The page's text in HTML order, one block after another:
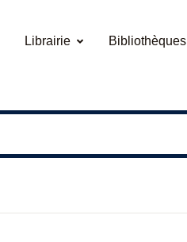
Librairie Bibliothèques